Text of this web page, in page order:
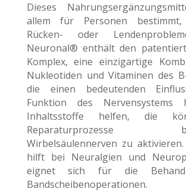
Dieses
allem für Personen
Rücken- oder
Neuronal® enthält den
Komplex, eine einzigartige
Nukleotiden und Vitaminen des
die einen bedeutenden
Funktion des Nervensystems
Inhaltsstoffe helfen, die
Reparaturprozesse
Wirbelsäulennerven zu
hilft bei Neuralgien und
eignet sich für die
Bandscheibenoperationen.